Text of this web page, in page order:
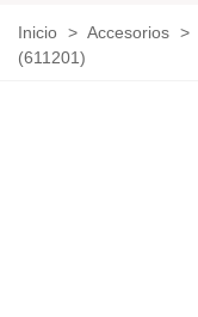
Inicio > Accesorios >
(611201)